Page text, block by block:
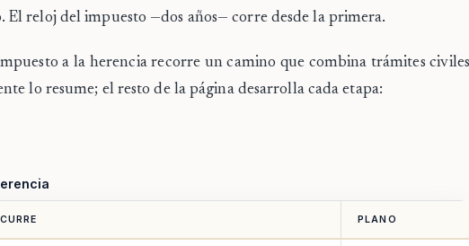
El reloj del impuesto —dos años— corre desde la primera.
a la herencia recorre un camino que combina trámites civiles
lo resume; el resto de la página desarrolla cada etapa:
PLANO